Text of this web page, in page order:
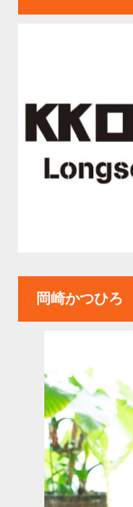
岡崎かつひろ